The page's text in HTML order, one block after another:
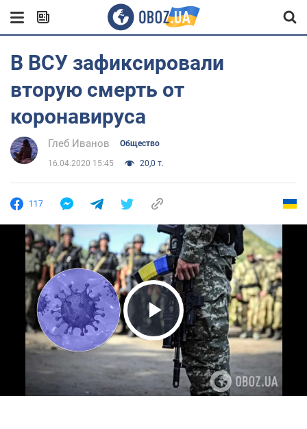
В ВСУ зафиксировали
вторую смерть от
коронавируса
Глеб Иванов Общество
16.04.2020 15:45 20,0 т.
117
Play Video